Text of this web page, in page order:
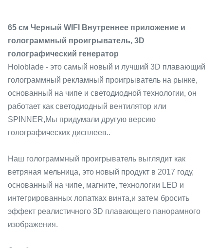
65 см Черный WIFI Внутреннее приложение и
голограммный проигрыватель, 3D
голографический генератор
Holoblade - это самый новый и лучший 3D плавающий
голограммный рекламный проигрыватель на рынке,
основанный на чипе и светодиодной технологии, он
работает как светодиодный вентилятор или
SPINNER,Мы придумали другую версию
голографических дисплеев..
Наш голограммный проигрыватель выглядит как
ветряная мельница, это новый продукт в 2017 году,
основанный на чипе, магните, технологии LED и
интегрированных лопатках винта,и затем бросить
эффект реалистичного 3D плавающего панорамного
изображения.